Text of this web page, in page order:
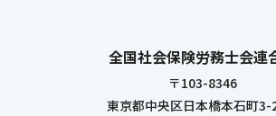
全国社会保険労務士会連
〒103-8346
東京都中央区日本橋本石町